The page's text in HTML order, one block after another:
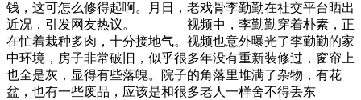
钱，这可怎么修得起啊。月日，老戏骨李勤勤在社交平台晒出
近况，引发网友热议。 视频中，李勤勤穿着朴素，正
在忙着栽种多肉，十分接地气。视频也意外曝光了李勤勤的家
中环境，房子非常破旧，似乎很多年没有重新装修过，窗帘上
也全是灰，显得有些落魄。院子的角落里堆满了杂物，有花
盆，也有一些废品，应该是和很多老人一样舍不得丢东